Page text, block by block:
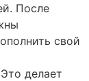
После
свой
делает